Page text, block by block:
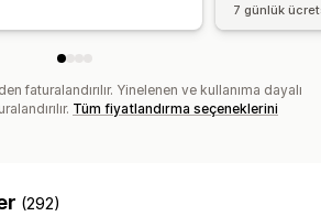
7 günlük
faturalandırılır. Yinelenen ve kullanıma dayalı
Tüm fiyatlandırma seçeneklerini
(292)